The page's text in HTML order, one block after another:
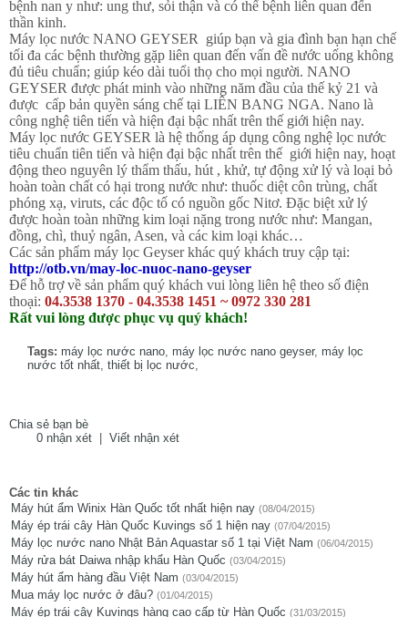
bệnh nan y như: ung thư, sỏi thận và có thể bệnh liên quan đến
thần kinh.
Máy lọc nước NANO GEYSER giúp bạn và gia đình bạn hạn chế
tối đa các bệnh thường gặp liên quan đến vấn đề nước uống không
đủ tiêu chuẩn; giúp kéo dài tuổi thọ cho mọi người. NANO
GEYSER được phát minh vào những năm đầu của thế kỷ 21 và
được cấp bản quyền sáng chế tại LIÊN BANG NGA. Nano là
công nghệ tiên tiến và hiện đại bậc nhất trên thế giới hiện nay.
Máy lọc nước GEYSER là hệ thống áp dụng công nghệ lọc nước
tiêu chuẩn tiên tiến và hiện đại bậc nhất trên thế giới hiện nay, hoạt
động theo nguyên lý thẩm thấu, hút , khử, tự động xử lý và loại bỏ
hoàn toàn chất có hại trong nước như: thuốc diệt côn trùng, chất
phóng xạ, viruts, các độc tố có nguồn gốc Nitơ. Đặc biệt xử lý
được hoàn toàn những kim loại nặng trong nước như: Mangan,
đồng, chì, thuỷ ngân, Asen, và các kim loại khác…
Các sản phẩm máy lọc Geyser khác quý khách truy cập tại:
http://otb.vn/may-loc-nuoc-nano-geyser
Để hỗ trợ về sản phẩm quý khách vui lòng liên hệ theo số điện
thoại: 04.3538 1370 - 04.3538 1451 ~ 0972 330 281
Rất vui lòng được phục vụ quý khách!
Tags: máy lọc nước nano máy lọc nước nano geyser, máy lọc
nước tốt nhất thiết bị lọc nước
Chia sẻ bạn bè
0 nhận xét | Viết nhận xét
Các tin khác
Máy hút ẩm Winix Hàn Quốc tốt nhất hiện nay (08/04/2015)
Máy ép trái cây Hàn Quốc Kuvings số 1 hiện nay (07/04/2015)
Máy lọc nước nano Nhật Bản Aquastar số 1 tại Việt Nam (06/04/2015)
Máy rửa bát Daiwa nhập khẩu Hàn Quốc (03/04/2015)
Máy hút ẩm hàng đầu Việt Nam (03/04/2015)
Mua máy lọc nước ở đâu? (01/04/2015)
Máy ép trái cây Kuvings hàng cao cấp từ Hàn Quốc (31/03/2015)